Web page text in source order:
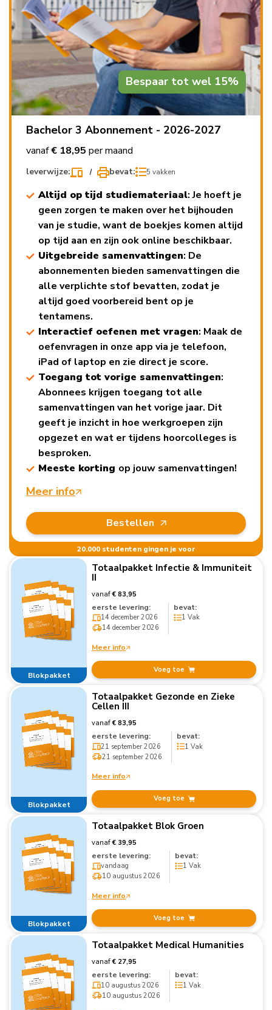
Bespaar tot wel 15%
Bachelor 3 Abonnement - 2026-2027
vanaf€ 18,95 per maand
leverwijze: bevat: 5 vakken
Altijd op tijd studiemateriaal: Je hoeft je
geen zorgen te maken over het bijhouden
van je studie, want de boekjes komen altijd
op tijd aan en zijn ook online beschikbaar.
Uitgebreide samenvattingen: De
abonnementen bieden samenvattingen die
alle verplichte stof bevatten, zodat je
altijd goed voorbereid bent op je
tentamens.
Interactief oefenen met vragen: Maak de
oefenvragen in onze app via je telefoon,
iPad of laptop en zie direct je score.
Toegang tot vorige samenvattingen:
Abonnees krijgen toegang tot alle
samenvattingen van het vorige jaar. Dit
geeft je inzicht in hoe werkgroepen zijn
opgezet en wat er tijdens hoorcolleges is
besproken.
Meeste korting op jouw samenvattingen!
Meer info
Bestellen
20.000 studenten gingen je voor
Blokpakket
Totaalpakket Infectie & Immuniteit
II
vanaf€ 83,95
eerste levering:
14 december 2026
14 december 2026
bevat:
1 Vak
Meer info
Voeg toe
Blokpakket
Totaalpakket Gezonde en Zieke
Cellen III
vanaf€ 83,95
eerste levering:
21 september 2026
21 september 2026
bevat:
1 Vak
Meer info
Voeg toe
Blokpakket
Totaalpakket Blok Groen
vanaf€ 39,95
eerste levering:
vandaag
10 augustus 2026
bevat:
1 Vak
Meer info
Voeg toe
Totaalpakket Medical Humanities
vanaf€ 27,95
eerste levering:
10 augustus 2026
10 augustus 2026
bevat:
1 Vak